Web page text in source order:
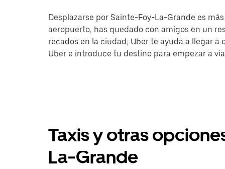
Desplazarse por Sainte-Foy-La-Grande es
aeropuerto, has quedado con amigos en un
recados en la ciudad, Uber te ayuda a llegar a
Uber e introduce tu destino para empezar a
Taxis y otras
La-Grande